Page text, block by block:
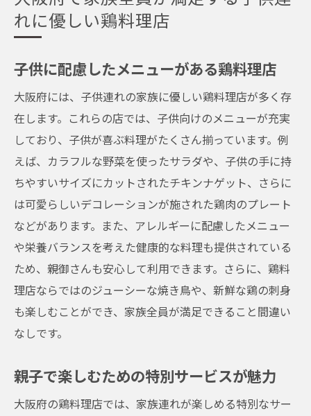
れに優しい鶏料理店
子供に配慮したメニューがある鶏料理店
大阪府には、子供連れの家族に優しい鶏料理店が多く存
在します。これらの店では、子供向けのメニューが充実
しており、子供が喜ぶ料理がたくさん揃っています。例
えば、カラフルな野菜を使ったサラダや、子供の手に持
ちやすいサイズにカットされたチキンナゲット、さらに
は可愛らしいデコレーションが施された鶏肉のプレート
などがあります。また、アレルギーに配慮したメニュー
や栄養バランスを考えた健康的な料理も提供されている
ため、親御さんも安心して利用できます。さらに、鶏料
理店ならではのジューシーな焼き鳥や、新鮮な鶏の刺身
も楽しむことができ、家族全員が満足できること間違い
なしです。
親子で楽しむための特別サービスが魅力
大阪府の鶏料理店では、家族連れが楽しめる特別なサー